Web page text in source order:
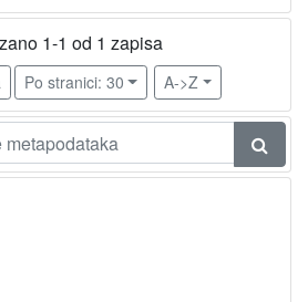
1-1 od 1 zapisa
Po stranici: 30 A->Z